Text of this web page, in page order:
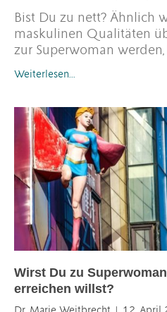
Bist Du zu nett? Ähnlich
maskulinen Qualitäten
zur Superwoman
Weiterlesen…
Wirst Du zu
erreichen willst?